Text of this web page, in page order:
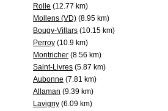
Rolle (12.77 km)
Mollens (VD) (8.95 km)
Bougy-Villars (10.15 km)
Perroy (10.9 km)
Montricher (8.56 km)
Saint-Livres (5.87 km)
Aubonne (7.81 km)
Allaman (9.39 km)
Lavigny (6.09 km)